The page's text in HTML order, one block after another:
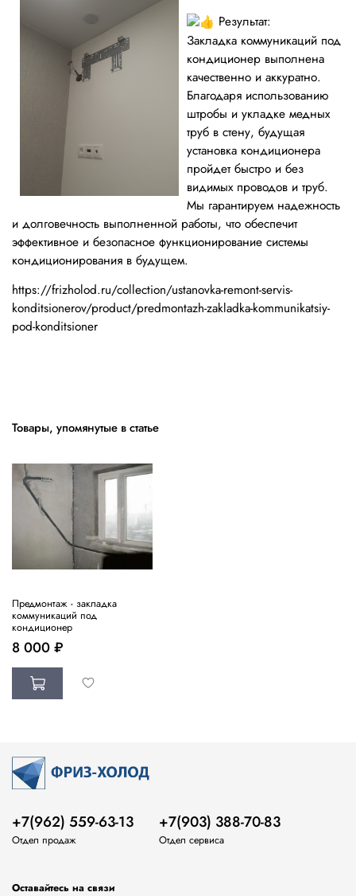
Результат:
Закладка коммуникаций под
кондиционер выполнена
качественно и аккуратно.
Благодаря использованию
штробы и укладке медных
труб в стену, будущая
установка кондиционера
пройдет быстро и без
видимых проводов и труб.
Мы гарантируем надежность
и долговечность выполненной работы, что обеспечит
эффективное и безопасное функционирование системы
кондиционирования в будущем.
https://frizholod.ru/collection/ustanovka-remont-servis-
konditsionerov/product/predmontazh-zakladka-kommunikatsiy-
pod-konditsioner
Товары, упомянутые в статье
Предмонтаж - закладка
коммуникаций под
кондиционер
8 000 ₽
+7(962) 559-63-13
Отдел продаж
+7(903) 388-70-83
Отдел сервиса
Оставайтесь на связи